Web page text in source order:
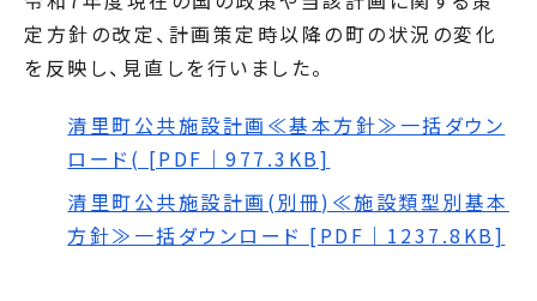
定方針の改定、計画策定時以降の町の状況の変化
を反映し、見直しを行いました。
清里町公共施設計画≪基本方針≫一括ダウン
ロード( [PDF｜977.3KB]
清里町公共施設計画(別冊)≪施設類型別基本
方針≫一括ダウンロード [PDF｜1237.8KB]